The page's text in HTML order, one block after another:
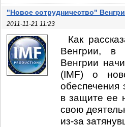
"Новое сотрудничество"
2011-11-21 11:23
Как
Венгрии, в
Венгрии
(IMF) о
обеспечения
в защите ее
свою
из-за